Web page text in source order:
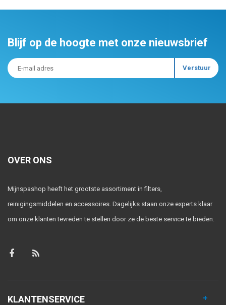
Blijf op de hoogte met onze nieuwsbrief
OVER ONS
Mijnspashop heeft het grootste assortiment in filters,
reinigingsmiddelen en accessoires. Dagelijks staan onze experts klaar
om onze klanten tevreden te stellen door ze de beste service te bieden.
KLANTENSERVICE